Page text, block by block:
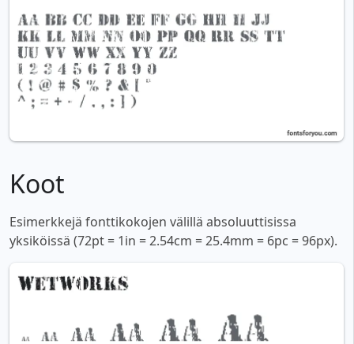
Koot
Esimerkkejä fonttikokojen välillä absoluuttisissa
yksiköissä (72pt = 1in = 2.54cm = 25.4mm = 6pc = 96px).